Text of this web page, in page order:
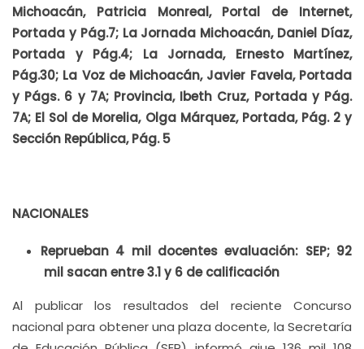
Michoacán, Patricia Monreal, Portal de Internet,
Portada y Pág.7; La Jornada Michoacán, Daniel Díaz,
Portada y Pág.4; La Jornada, Ernesto Martínez,
Pág.30; La Voz de Michoacán, Javier Favela, Portada
y Págs. 6 y 7A; Provincia, Ibeth Cruz, Portada y Pág.
7A; El Sol de Morelia, Olga Márquez, Portada, Pág. 2 y
Sección República, Pág. 5
NACIONALES
Reprueban 4 mil docentes evaluación: SEP; 92
mil sacan entre 3.1 y 6 de calificación
Al publicar los resultados del reciente Concurso
nacional para obtener una plaza docente, la Secretaría